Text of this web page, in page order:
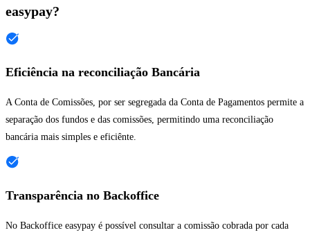
easypay?
Eficiência na reconciliação Bancária
A Conta de Comissões, por ser segregada da Conta de Pagamentos permite a
separação dos fundos e das comissões, permitindo uma reconciliação
bancária mais simples e eficiênte.
Transparência no Backoffice
No Backoffice easypay é possível consultar a comissão cobrada por cada